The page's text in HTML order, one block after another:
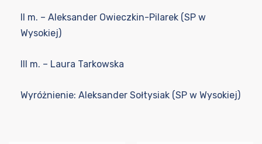
II m. – Aleksander Owieczkin-Pilarek (SP w
Wysokiej)
III m. – Laura Tarkowska
Wyróżnienie: Aleksander Sołtysiak (SP w Wysokiej)